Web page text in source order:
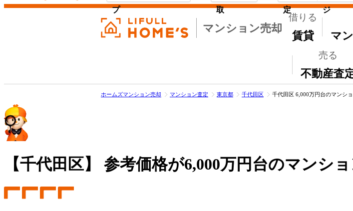
マンション売却
借りる
賃貸 マ
売る
不動産査
プ 取 定 ジ
ホームズマンション売却 マンション査定 東京都 千代田区 千代田区 6,000万円台のマンシ
【千代田区】 参考価格が6,000万円台のマンシ